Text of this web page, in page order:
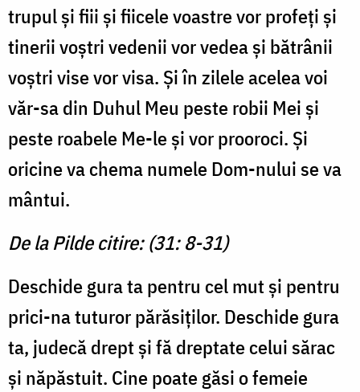
trupul și fiii și fiicele voastre vor profeți și
tinerii voștri vedenii vor vedea și bătrânii
voștri vise vor visa. Și în zilele acelea voi
văr-sa din Duhul Meu peste robii Mei și
peste roabele Me-le și vor prooroci. Și
oricine va chema numele Dom-nului se va
mântui.
De la Pilde citire: (31: 8-31)
Deschide gura ta pentru cel mut și pentru
prici-na tuturor părăsiților. Deschide gura
ta, judecă drept și fă dreptate celui sărac
și năpăstuit. Cine poate găsi o femeie